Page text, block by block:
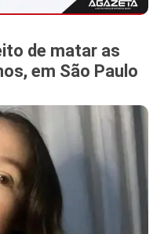
de matar as
em São Paulo